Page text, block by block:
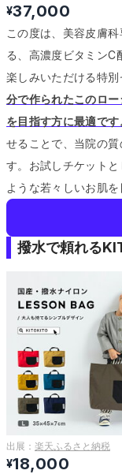
¥37,000
この度は、美容皮膚
る、高濃度ビタミンC
楽しみいただける特別
分で作られたこのロ
を目指す方に最適です
せることで、当院の
す。 お試しチケット
ような若々しいお肌を
撥水で頼れる
出展： 楽天ふるさと納税
¥18,000